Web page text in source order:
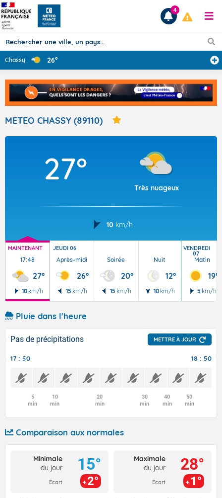
Prévisions
TOUS LES RÉSULTATS
Articles
4
Chassy 26°
METEO CHASSY (89110)
27°
Très nuageux
10 km/h
MAINTENANT
17:48
27°
10 km/h
JEUDI 06
Après-midi
26°
15 km/h
Soirée
20°
15 km/h
Nuit
12°
10 km/h
VENDREDI
07
Matin
19°
5 km/h
Pluie dans l'heure
Pas de précipitations METTRE À JOUR
17 : 50 18 : 50
5
min
10
min
20
min
30
min
40
min
50
min
Comparaison aux normales
Minimale
du jour
Ecart
15°
2°
Maximale
du jour
Ecart
28°
1°